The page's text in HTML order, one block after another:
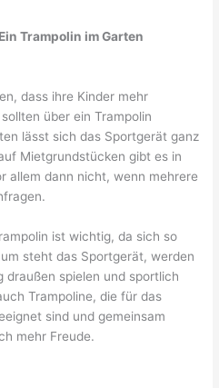
Trampolin im Garten
dass ihre Kinder mehr
über ein Trampolin
lässt sich das Sportgerät ganz
Mietgrundstücken gibt es in
allem dann nicht, wenn mehrere
ist wichtig, da sich so
steht das Sportgerät, werden
draußen spielen und sportlich
Trampoline, die für das
sind und gemeinsam
mehr Freude.